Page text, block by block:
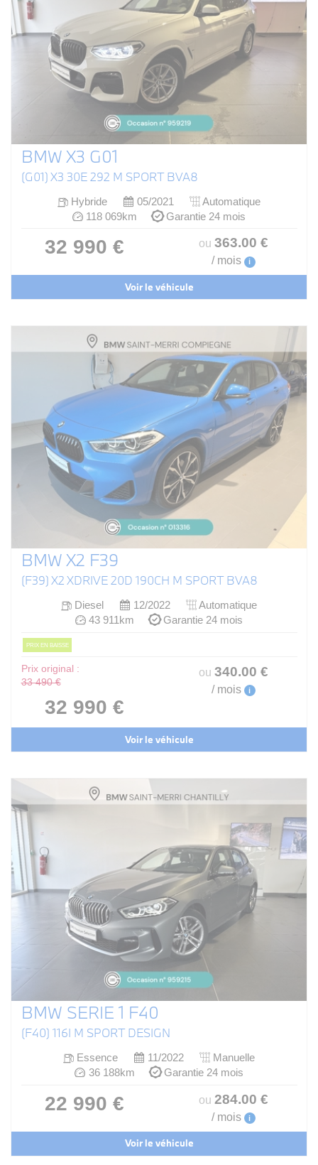
BMW X3 G01
(G01) X3 30E 292 M SPORT BVA8
Hybride 05/2021
Automatique
118 069km
Garantie 24 mois
32 990 € ou 363.00 €
/ mois i
Voir le véhicule
BMW X2 F39
(F39) X2 XDRIVE 20D 190CH M SPORT BVA8
Diesel 12/2022
Automatique
43 911km
Garantie 24 mois
PRIX EN BAISSE
Prix original :
33 490 €
32 990 €
ou 340.00 €
/ mois i
Voir le véhicule
BMW SERIE 1 F40
(F40) 116I M SPORT DESIGN
Essence 11/2022
Manuelle
36 188km
Garantie 24 mois
22 990 € ou 284.00 €
/ mois i
Voir le véhicule